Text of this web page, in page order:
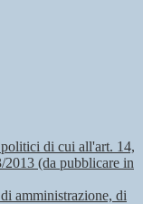
di cui all'art. 14,
2013 (da pubblicare in
amministrazione, di